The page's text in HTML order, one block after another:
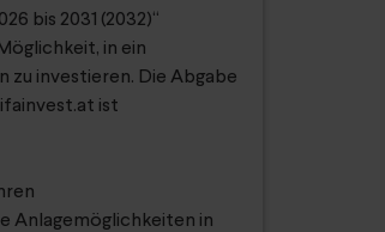
bis 2031 (2032)“
in ein
investieren. Die Abgabe
ist
Anlagemöglichkeiten in